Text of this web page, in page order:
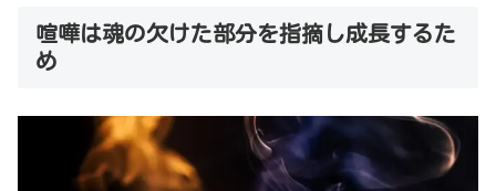
喧嘩は魂の欠けた部分を指摘し成長するた
め